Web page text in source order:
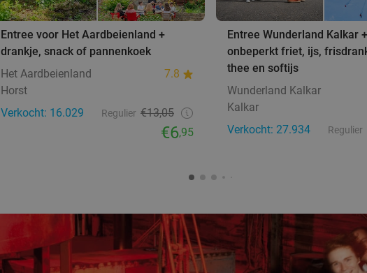
Entree voor Het Aardbeienland +
drankje, snack of pannenkoek
Het Aardbeienland
7.8
Horst
Verkocht: 16.029
Regulier €13,05
€6,95
Entree Wunderland Kalkar +
onbeperkt friet, ijs,
thee en softijs
Wunderland Kalkar
Kalkar
Verkocht: 27.934
Regulier